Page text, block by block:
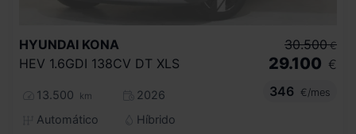
HYUNDAI KONA
HEV 1.6GDI 138CV DT XLS
13.500 km
2026
Automático
Híbrido
30.500 €
29.100 €
346
€/mes